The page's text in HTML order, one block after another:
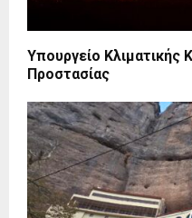
Υπουργείο Κλιματικής
Προστασίας